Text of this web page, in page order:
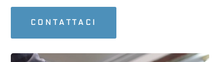
CONTATTACI